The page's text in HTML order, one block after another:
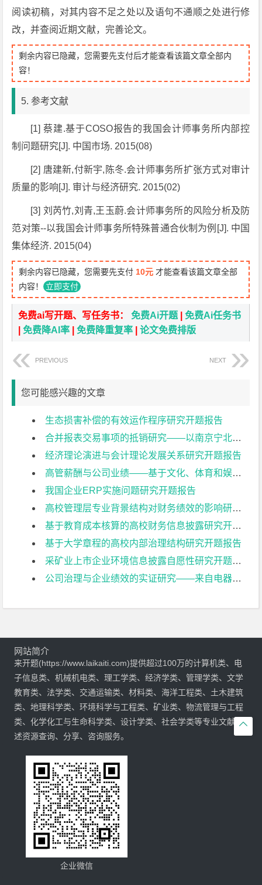
阅读初稿，对其内容不足之处以及语句不通顺之处进行修
改，并查阅近期文献，完善论文。
剩余内容已隐藏，您需要先支付后才能查看该篇文章全部内
容！
5. 参考文献
[1] 蔡建.基于COSO报告的我国会计师事务所内部控
制问题研究[J]. 中国市场. 2015(08)
[2] 唐建新,付新宇,陈冬.会计师事务所扩张方式对审计
质量的影响[J]. 审计与经济研究. 2015(02)
[3] 刘芮竹,刘青,王玉蔚.会计师事务所的风险分析及防
范对策--以我国会计师事务所特殊普通合伙制为例[J]. 中国
集体经济. 2015(04)
剩余内容已隐藏，您需要先支付 10元 才能查看该篇文章全部
内容！ 立即支付
免费ai写开题、写任务书：免费Ai开题 |免费Ai任务书
|免费降AI率 |免费降重复率 |论文免费排版
PREVIOUS NEXT
您可能感兴趣的文章
生态损害补偿的有效运作程序研究开题报告
合并报表交易事项的抵销研究——以南京宁北轨道交通有限公司为例开题报告
经济理论演进与会计理论发展关系研究开题报告
高管薪酬与公司业绩——基于文化、体育和娱乐业上市公司的实证研究开题报告
我国企业ERP实施问题研究开题报告
高校管理层专业背景结构对财务绩效的影响研究开题报告
基于教育成本核算的高校财务信息披露研究开题报告
基于大学章程的高校内部治理结构研究开题报告
采矿业上市企业环境信息披露自愿性研究开题报告
公司治理与企业绩效的实证研究——来自电器机械及器材制造业上市公司的经验证据开题报告

网站简介
来开题(https://www.laikaiti.com)提供超过100万的计算机类、电
子信息类、机械机电类、理工学类、经济学类、管理学类、文学
教育类、法学类、交通运输类、材料类、海洋工程类、土木建筑
类、地理科学类、环境科学与工程类、矿业类、物流管理与工程
类、化学化工与生命科学类、设计学类、社会学类等专业文献综
述资源查询、分享、咨询服务。
企业微信